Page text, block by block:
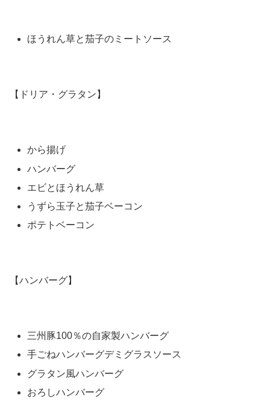
ほうれん草と茄子のミートソース
【ドリア・グラタン】
から揚げ
ハンバーグ
エビとほうれん草
うずら玉子と茄子ベーコン
ポテトベーコン
【ハンバーグ】
三州豚100％の自家製ハンバーグ
手ごねハンバーグデミグラスソース
グラタン風ハンバーグ
おろしハンバーグ